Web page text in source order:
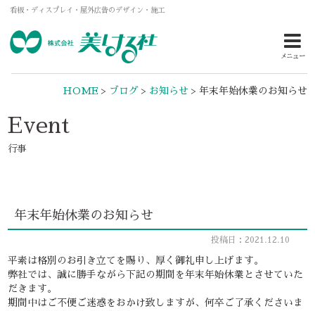
看板・ディスプレイ・屋外広告のデザイン・施工
メニュー
HOME> ブログ> お知らせ> 年末年始休業のお知らせ
Event
行事
年末年始休業のお知らせ
投稿日：2021.12.10
平素は格別のお引き立てを賜り、厚く御礼申し上げます。
弊社では、誠に勝手ながら下記の期間を年末年始休業とさせていた
だきます。
期間中はご不便ご迷惑をおかけ致しますが、何卒ご了承くださいま